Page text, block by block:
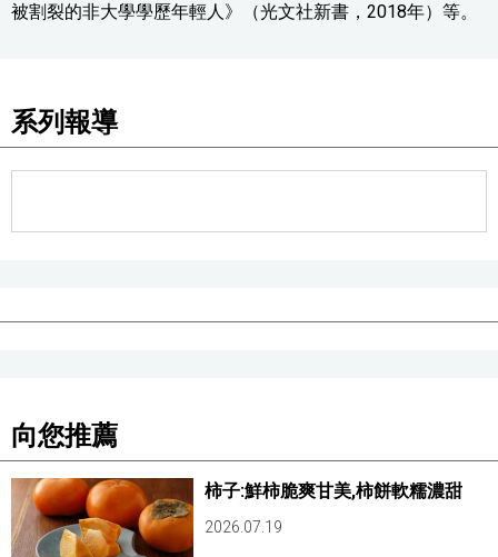
被割裂的非大學學歷年輕人》（光文社新書，2018年）等。
系列報導
向您推薦
柿子:鮮柿脆爽甘美,柿餅軟糯濃甜
2026.07.19